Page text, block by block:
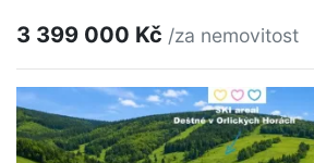
3 399 000 Kč /za nemovitost